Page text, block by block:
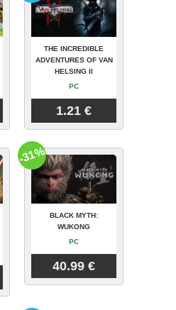
THE INCREDIBLE
ADVENTURES OF VAN
HELSING II
PC
1.21 €
BLACK MYTH:
WUKONG
PC
40.99 €
-31%